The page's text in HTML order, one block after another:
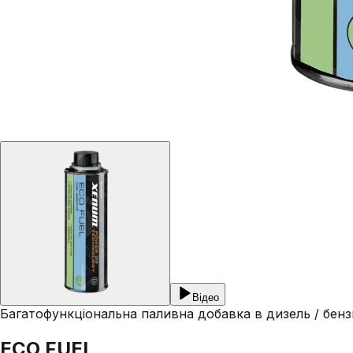
Відео
Багатофункціональна паливна добавка в дизель /
ECO FUEL